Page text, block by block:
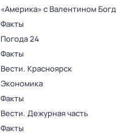
«Америка» с Валентином
Факты
Погода 24
Факты
Вести. Красноярск
Экономика
Факты
Вести. Дежурная часть
Факты